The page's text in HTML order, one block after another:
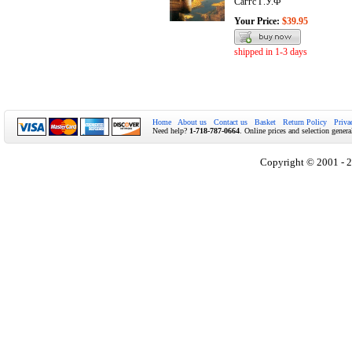
Your Price: $39.95
shipped in 1-3 days
Home About us Contact us Basket Return Policy
Need help? 1-718-787-0664 . Online prices and selection
Copyright © 2001 -